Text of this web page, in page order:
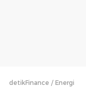
detikFinance Energi